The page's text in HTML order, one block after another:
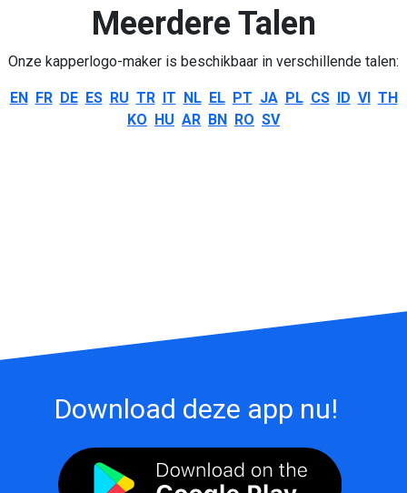
Meerdere Talen
Onze kapperlogo-maker is beschikbaar in verschillende talen:
EN FR DE ES RU TR IT NL EL PT JA PL CS ID VI TH
KO HU AR BN RO SV
Download deze app nu!